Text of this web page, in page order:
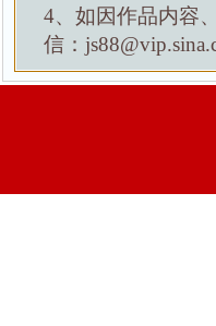
4、如因作品内容
信：